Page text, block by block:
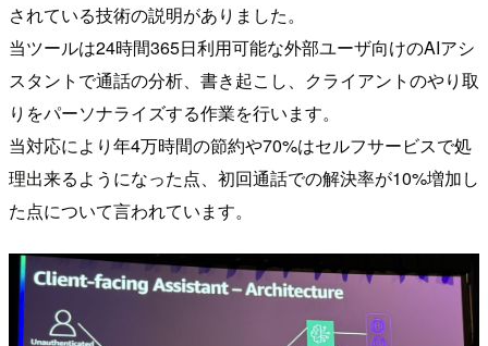
されている技術の説明がありました。
当ツールは24時間365日利用可能な外部ユーザ向けのAIアシ
スタントで通話の分析、書き起こし、クライアントのやり取
りをパーソナライズする作業を行います。
当対応により年4万時間の節約や70%はセルフサービスで処
理出来るようになった点、初回通話での解決率が10%増加し
た点について言われています。